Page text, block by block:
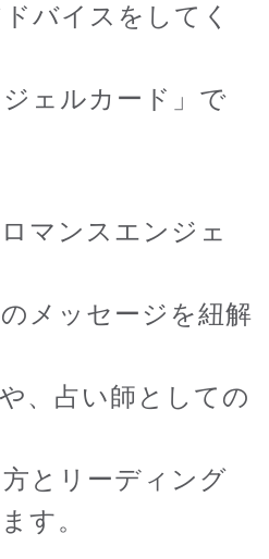
バイスをしてく
ジェルカード」で
マンスエンジェ
メッセージを紐解
、占い師としての
とリーディング
す。